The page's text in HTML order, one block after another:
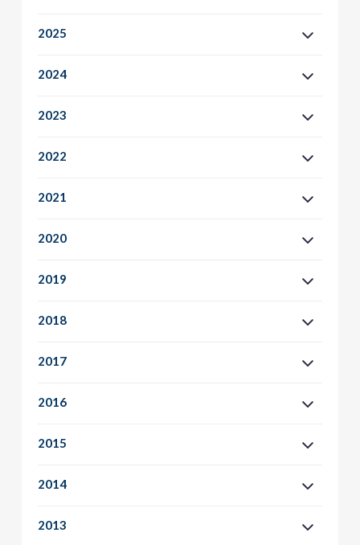
2025
2024
2023
2022
2021
2020
2019
2018
2017
2016
2015
2014
2013